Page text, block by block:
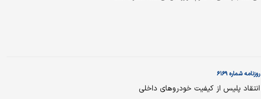
روزنامه شماره ۶۱۶۹
انتقاد پلیس از کیفیت خودروهای داخلی